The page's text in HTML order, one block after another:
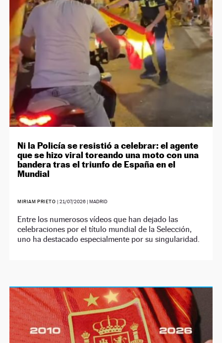
NEWSLETTER
SÍGUENOS
Ni la Policía se resistió a celebrar: el agente
que se hizo viral toreando una moto con una
bandera tras el triunfo de España en el
Mundial
MIRIAM PRIETO | 21/07/2026| MADRID
Entre los numerosos vídeos que han dejado las
celebraciones por el título mundial de la Selección,
uno ha destacado especialmente por su singularidad.